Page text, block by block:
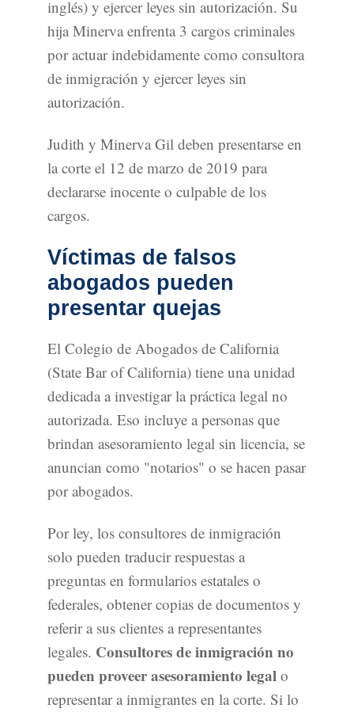
inglés) y ejercer leyes sin autorización. Su
hija Minerva enfrenta 3 cargos criminales
por actuar indebidamente como consultora
de inmigración y ejercer leyes sin
autorización.
Judith y Minerva Gil deben presentarse en
la corte el 12 de marzo de 2019 para
declararse inocente o culpable de los
cargos.
Víctimas de falsos
abogados pueden
presentar quejas
El Colegio de Abogados de California
(State Bar of California) tiene una unidad
dedicada a investigar la práctica legal no
autorizada. Eso incluye a personas que
brindan asesoramiento legal sin licencia, se
anuncian como "notarios" o se hacen pasar
por abogados.
Por ley, los consultores de inmigración
solo pueden traducir respuestas a
preguntas en formularios estatales o
federales, obtener copias de documentos y
referir a sus clientes a representantes
legales. Consultores de inmigración no
pueden proveer asesoramiento legal o
representar a inmigrantes en la corte. Si lo